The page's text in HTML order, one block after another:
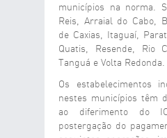
municípios na norma.
Reis, Arraial do Cabo,
de Caxias, Itaguaí,
Quatis, Resende, Rio
Tanguá e Volta Redonda.
Os estabelecimentos
nestes municípios têm
ao diferimento do
postergação do